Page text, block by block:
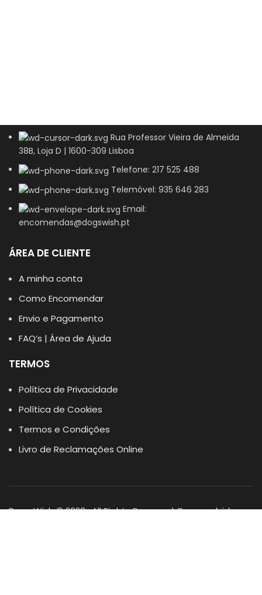
Rua Professor Vieira de Almeida
38B, Loja D | 1600-309 Lisboa
Telefone: 217 525 488
Telemóvel: 935 646 283
Email:
encomendas@dogswish.pt
ÁREA DE CLIENTE
A minha conta
Como Encomendar
Envio e Pagamento
FAQ’s | Área de Ajuda
TERMOS
Política de Privacidade
Política de Cookies
Termos e Condições
Livro de Reclamações Online
Dogs Wish © 2023 . All Rights Reserved. Desenvolvido por